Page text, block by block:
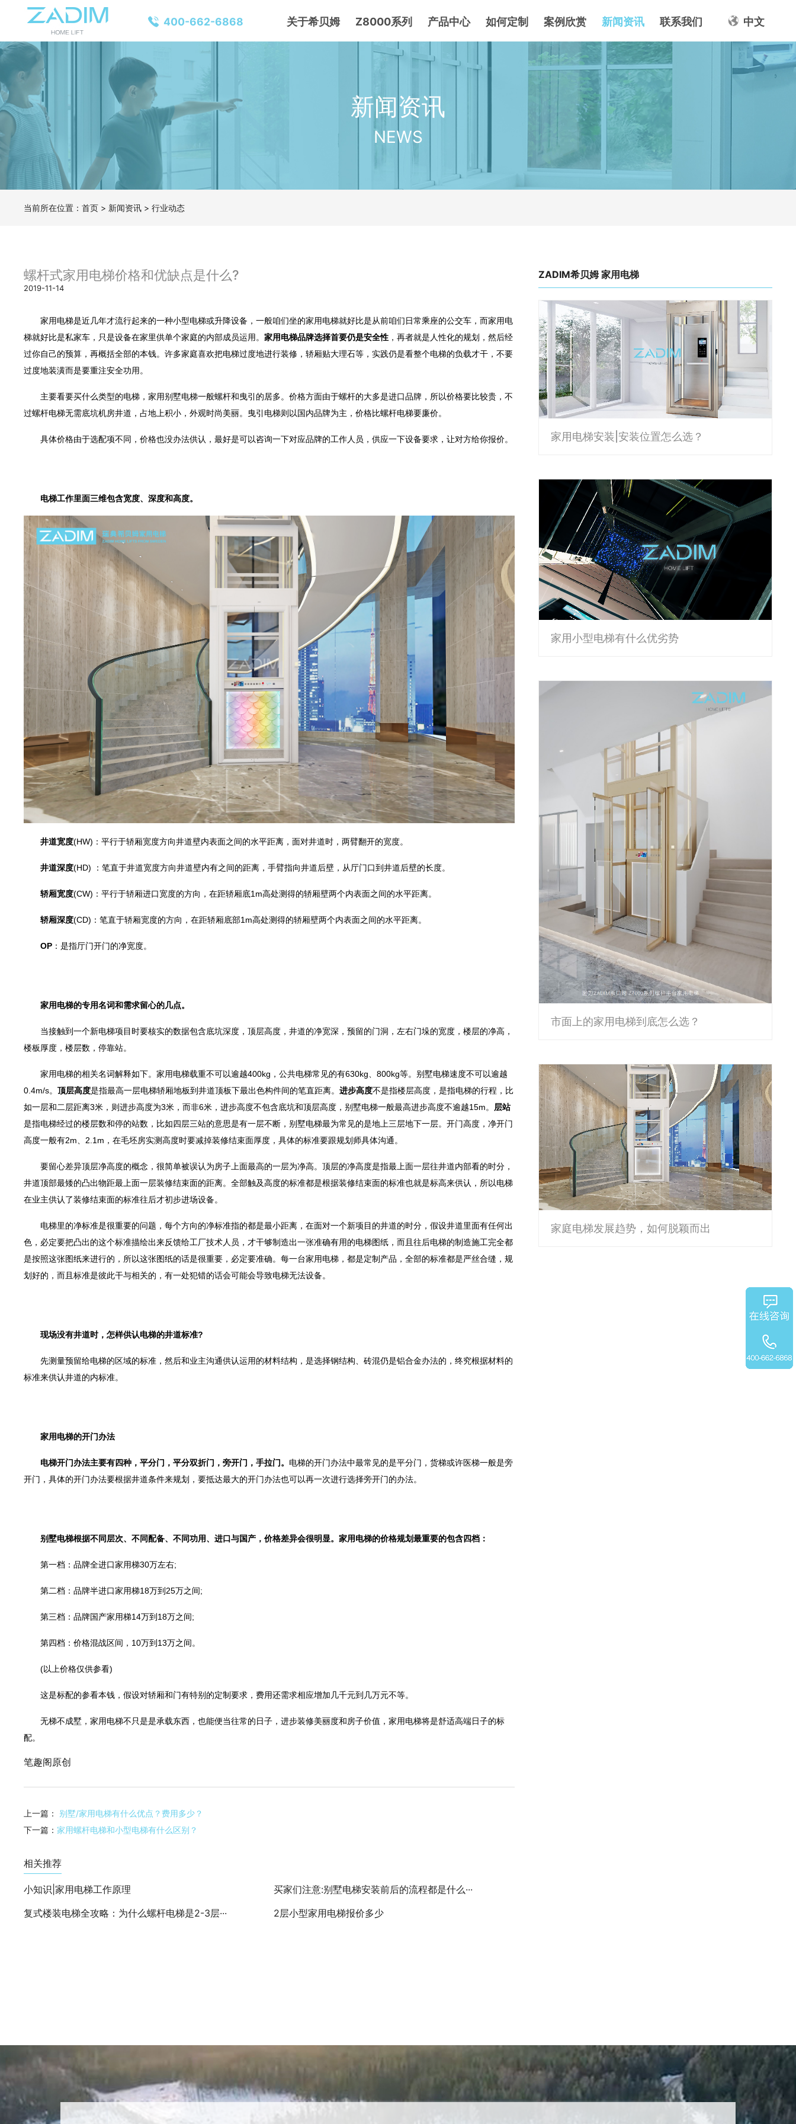
400-662-6868 关于希贝姆 Z8000系列 产品中心 如何定制 案例欣赏 新闻资讯 联系我们 中文
新闻资讯
NEWS
当前所在位置： 首页 > 新闻资讯 > 行业动态
螺杆式家用电梯价格和优缺点是什么?
2019-11-14
家用电梯是近几年才流行起来的一种小型电梯或升降设备，一般咱们坐的家用电梯就好比是从前咱们日常乘座的公交车，而家用电
梯就好比是私家车，只是设备在家里供单个家庭的内部成员运用。 家用电梯品牌选择首要仍是安全性 ，再者就是人性化的规划，然后经
过你自己的预算，再概括全部的本钱。许多家庭喜欢把电梯过度地进行装修，轿厢贴大理石等，实践仍是看整个电梯的负载才干，不要
过度地装潢而是要重注安全功用。
主要看要买什么类型的电梯，家用别墅电梯一般螺杆和曳引的居多。价格方面由于螺杆的大多是进口品牌，所以价格要比较贵，不
过螺杆电梯无需底坑机房井道，占地上积小，外观时尚美丽。曳引电梯则以国内品牌为主，价格比螺杆电梯要廉价。
具体价格由于选配项不同，价格也没办法供认，最好是可以咨询一下对应品牌的工作人员，供应一下设备要求，让对方给你报价。
电梯工作里面三维包含宽度、深度和高度。
井道宽度(HW)：平行于轿厢宽度方向井道壁内表面之间的水平距离，面对井道时，两臂翻开的宽度。
井道深度(HD) ：笔直于井道宽度方向井道壁内有之间的距离，手臂指向井道后壁，从厅门口到井道后壁的长度。
轿厢宽度(CW)：平行于轿厢进口宽度的方向，在距轿厢底1m高处测得的轿厢壁两个内表面之间的水平距离。
轿厢深度(CD)：笔直于轿厢宽度的方向，在距轿厢底部1m高处测得的轿厢壁两个内表面之间的水平距离。
OP ：是指厅门开门的净宽度。
家用电梯的专用名词和需求留心的几点。
当接触到一个新电梯项目时要核实的数据包含底坑深度，顶层高度，井道的净宽深，预留的门洞，左右门垛的宽度，楼层的净高，
楼板厚度，楼层数，停靠站。
家用电梯的相关名词解释如下。家用电梯载重不可以逾越400kg，公共电梯常见的有630kg、800kg等。别墅电梯速度不可以逾越
0.4m/s。 顶层高度是指最高一层电梯轿厢地板到井道顶板下最出色构件间的笔直距离。 进步高度不是指楼层高度，是指电梯的行程，比
如一层和二层距离3米，则进步高度为3米，而非6米，进步高度不包含底坑和顶层高度，别墅电梯一般最高进步高度不逾越15m。 层站
是指电梯经过的楼层数和停的站数，比如四层三站的意思是有一层不断，别墅电梯最为常见的是地上三层地下一层。开门高度，净开门
高度一般有2m、2.1m，在毛坯房实测高度时要减掉装修结束面厚度，具体的标准要跟规划师具体沟通。
要留心差异顶层净高度的概念，很简单被误认为房子上面最高的一层为净高。顶层的净高度是指最上面一层往井道内部看的时分，
井道顶部最矮的凸出物距最上面一层装修结束面的距离。全部触及高度的标准都是根据装修结束面的标准也就是标高来供认，所以电梯
在业主供认了装修结束面的标准往后才初步进场设备。
电梯里的净标准是很重要的问题，每个方向的净标准指的都是最小距离，在面对一个新项目的井道的时分，假设井道里面有任何出
色，必定要把凸出的这个标准描绘出来反馈给工厂技术人员，才干够制造出一张准确有用的电梯图纸，而且往后电梯的制造施工完全都
是按照这张图纸来进行的，所以这张图纸的话是很重要，必定要准确。每一台家用电梯，都是定制产品，全部的标准都是严丝合缝，规
划好的，而且标准是彼此干与相关的，有一处犯错的话会可能会导致电梯无法设备。
现场没有井道时，怎样供认电梯的井道标准?
先测量预留给电梯的区域的标准，然后和业主沟通供认运用的材料结构，是选择钢结构、砖混仍是铝合金办法的，终究根据材料的
标准来供认井道的内标准。
家用电梯的开门办法
电梯开门办法主要有四种，平分门，平分双折门，旁开门，手拉门。 电梯的开门办法中最常见的是平分门，货梯或许医梯一般是旁
开门，具体的开门办法要根据井道条件来规划，要抵达最大的开门办法也可以再一次进行选择旁开门的办法。
别墅电梯根据不同层次、不同配备、不同功用、进口与国产，价格差异会很明显。家用电梯的价格规划最重要的包含四档：
第一档：品牌全进口家用梯30万左右;
第二档：品牌半进口家用梯18万到25万之间;
第三档：品牌国产家用梯14万到18万之间;
第四档：价格混战区间，10万到13万之间。
(以上价格仅供参看)
这是标配的参看本钱，假设对轿厢和门有特别的定制要求，费用还需求相应增加几千元到几万元不等。
无梯不成墅，家用电梯不只是是承载东西，也能便当往常的日子，进步装修美丽度和房子价值，家用电梯将是舒适高端日子的标
配。
笔趣阁原创
上一篇：
别墅/家用电梯有什么优点？费用多少？
下一篇： 家用螺杆电梯和小型电梯有什么区别？
相关推荐
小知识|家用电梯工作原理
买家们注意:别墅电梯安装前后的流程都是什么···
复式楼装电梯全攻略：为什么螺杆电梯是2-3层···
2层小型家用电梯报价多少
ZADIM希贝姆 家用电梯
家用电梯安装|安装位置怎么选？
家用小型电梯有什么优劣势
市面上的家用电梯到底怎么选？
家庭电梯发展趋势，如何脱颖而出